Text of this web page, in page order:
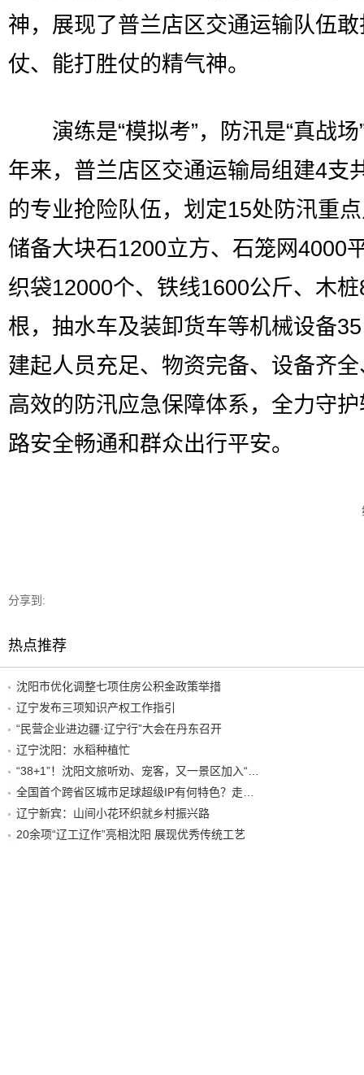
神，展现了普兰店区交通运输队伍
仗、能打胜仗的精气神。
演练是“模拟考”，防汛是“真战场
年来，普兰店区交通运输局组建4支
的专业抢险队伍，划定15处防汛重
储备大块石1200立方、石笼网4000
织袋12000个、铁线1600公斤、木
根，抽水车及装卸货车等机械设备
建起人员充足、物资完备、设备齐
高效的防汛应急保障体系，全力守
路安全畅通和群众出行平安。
分享到:
热点推荐
沈阳市优化调整七项住房公积金政策举措
辽宁发布三项知识产权工作指引
“民营企业进边疆·辽宁行”大会在丹东召开
辽宁沈阳：水稻种植忙
辽宁新宾：山间小花环织就乡村振兴路
20余项“辽工辽作”亮相沈阳 展现优秀传统工艺